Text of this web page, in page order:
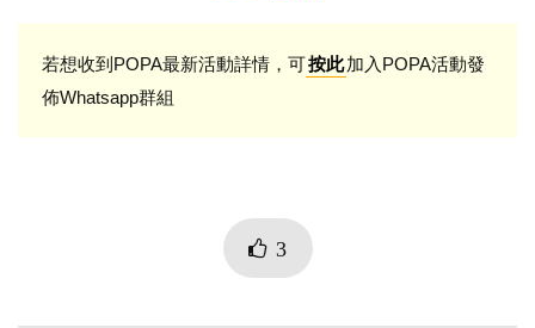
若想收到POPA最新活動詳情，可按此加入POPA活動發
佈Whatsapp群組
3